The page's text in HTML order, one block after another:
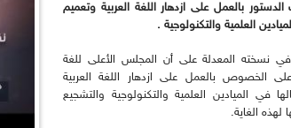
بالعمل على ازدهار اللغة العربية وتعميم
العلمية والتكنولوجية .
نسخته المعدلة على أن المجلس الأعلى للغة
الخصوص بالعمل على ازدهار اللغة العربية
في الميادين العلمية والتكنولوجية والتشجيع
لهذه الغاية.